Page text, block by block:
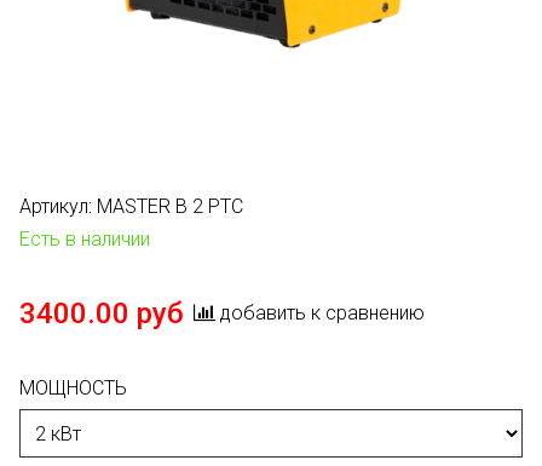
Артикул: MASTER B 2 PTC
Есть в наличии
3400.00 руб добавить к сравнению
МОЩНОСТЬ